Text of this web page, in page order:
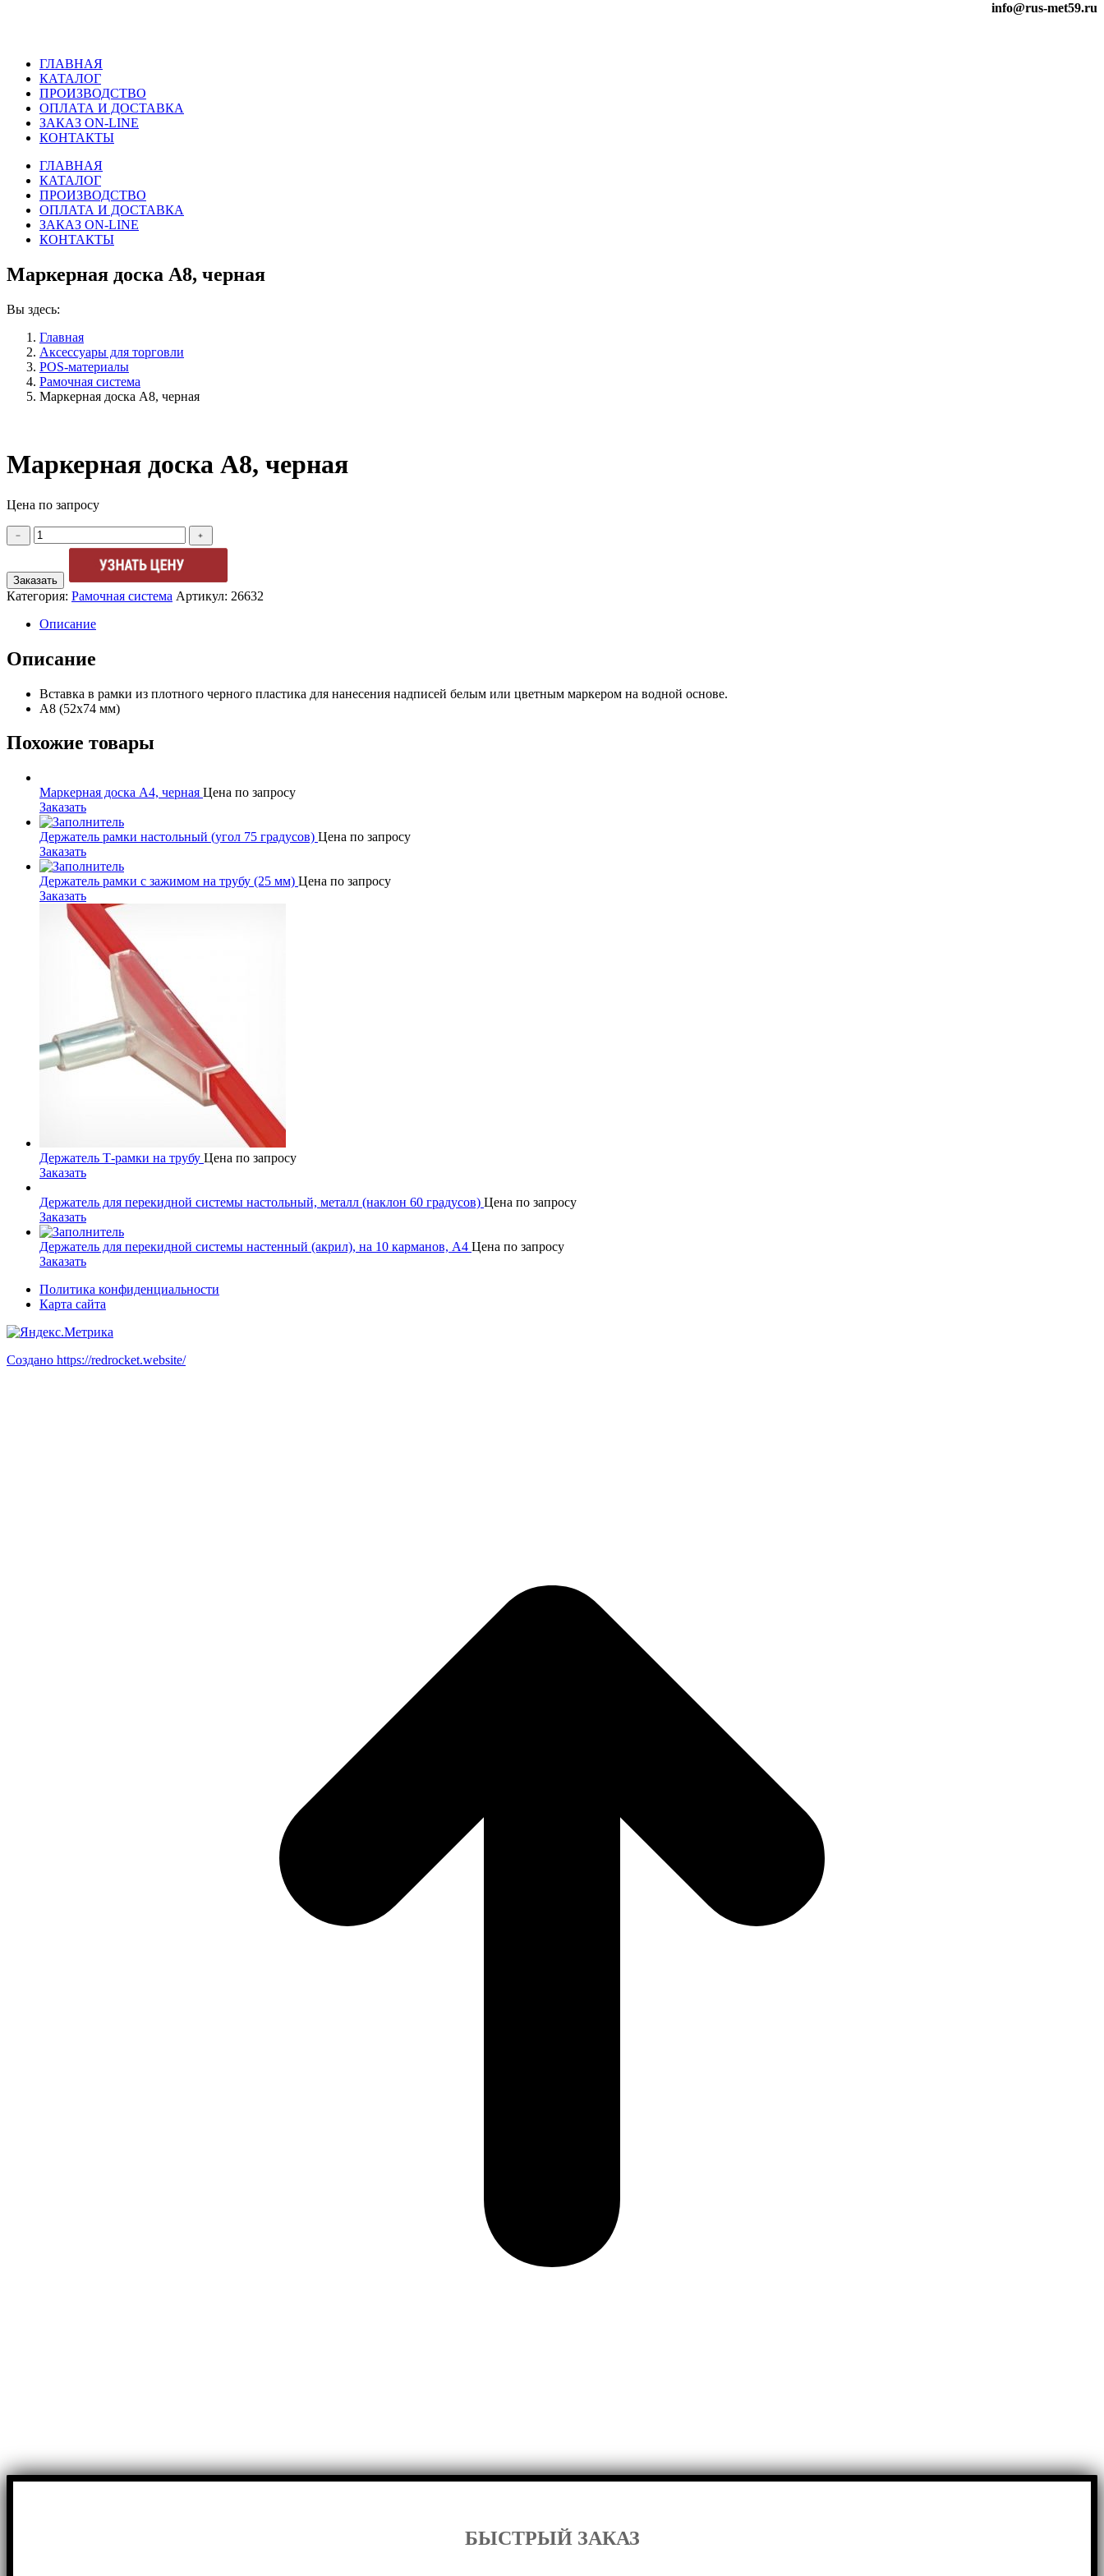
info@rus-met59.ru
ГЛАВНАЯ
КАТАЛОГ
ПРОИЗВОДСТВО
ОПЛАТА И ДОСТАВКА
ЗАКАЗ ON-LINE
КОНТАКТЫ
ГЛАВНАЯ
КАТАЛОГ
ПРОИЗВОДСТВО
ОПЛАТА И ДОСТАВКА
ЗАКАЗ ON-LINE
КОНТАКТЫ
Маркерная доска А8, черная
Вы здесь:
Главная
Аксессуары для торговли
POS-материалы
Рамочная система
Маркерная доска А8, черная
Маркерная доска А8, черная
Цена по запросу
Количество
товара
доска
А8,
﹣ ﹢
Заказать
Категория: Рамочная система Артикул: 26632
Описание
Описание
Вставка в рамки из плотного черного пластика для нанесения надписей белым или цветным маркером на водной основе.
А8 (52х74 мм)
Похожие товары
Маркерная доска А4, черная Цена по запросу
Заказать
Держатель рамки настольный (угол 75 градусов) Цена по запросу
Заказать
Держатель рамки с зажимом на трубу (25 мм) Цена по запросу
Заказать
Держатель Т-рамки на трубу Цена по запросу
Заказать
Держатель для перекидной системы настольный, металл (наклон 60 градусов) Цена по запросу
Заказать
Держатель для перекидной системы настенный (акрил), на 10 карманов, А4 Цена по запросу
Заказать
Политика конфиденциальности
Карта сайта
Создано https://redrocket.website/
БЫСТРЫЙ ЗАКАЗ